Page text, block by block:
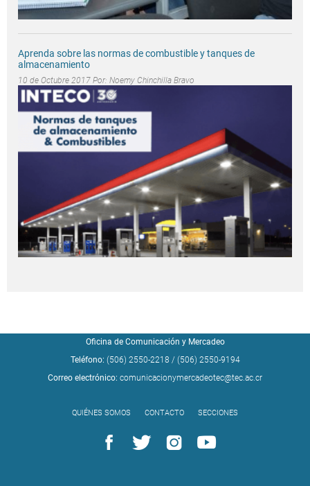
Aprenda sobre las normas de combustible y tanques de
almacenamiento
10 de Octubre 2017 Por: Noemy Chinchilla Bravo
Oficina de Comunicación y Mercadeo
Teléfono: (506) 2550-2218 / (506) 2550-9194
Correo electrónico: comunicacionymercadeotec@tec.ac.cr
QUIÉNES SOMOS CONTACTO SECCIONES